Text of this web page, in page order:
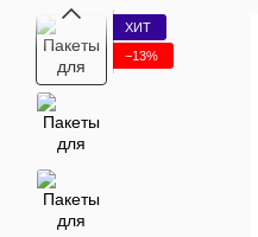
ХИТ
−13%